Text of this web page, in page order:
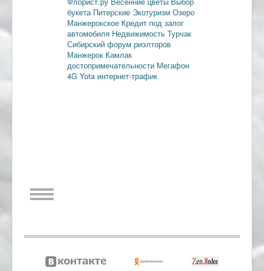
букета Питерские Экотуризм Озеро
Манжерокское Кредит под залог
автомобиля Недвижимость Турчак
Сибирский форум риэлторов
Манжерок Камлак
достопримечательности Мегафон
4G Yota интернет-трафик